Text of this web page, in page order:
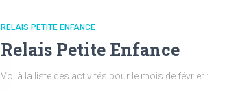
RELAIS PETITE ENFANCE
Relais Petite Enfance
Voilà la liste des activités pour le mois de février :